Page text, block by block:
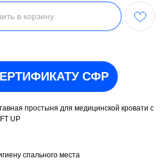
в корзину
СФР
простыня для медицинской кровати с
UP
спального места